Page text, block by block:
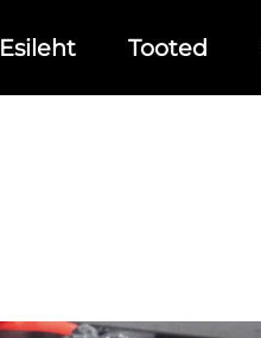
Esileht Tooted